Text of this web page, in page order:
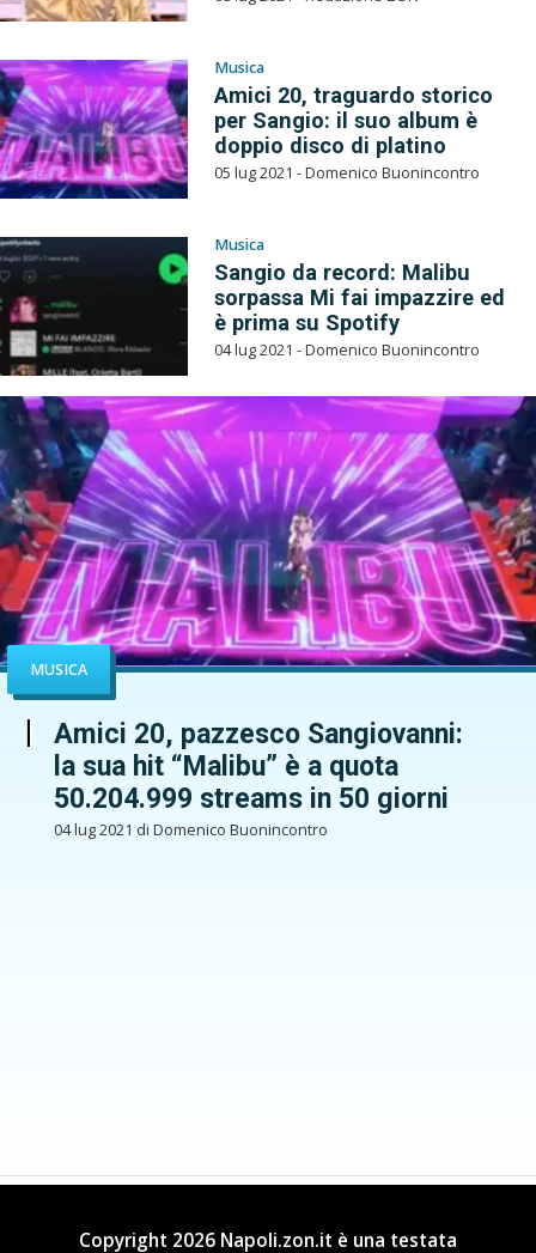
Musica
Amici 20, traguardo storico
per Sangio: il suo album è
doppio disco di platino
05 lug 2021 - Domenico Buonincontro
Musica
Sangio da record: Malibu
sorpassa Mi fai impazzire ed
è prima su Spotify
04 lug 2021 - Domenico Buonincontro
MUSICA
Amici 20, pazzesco Sangiovanni:
la sua hit “Malibu” è a quota
50.204.999 streams in 50 giorni
04 lug 2021 di Domenico Buonincontro
Copyright 2026 Napoli.zon.it è una testata